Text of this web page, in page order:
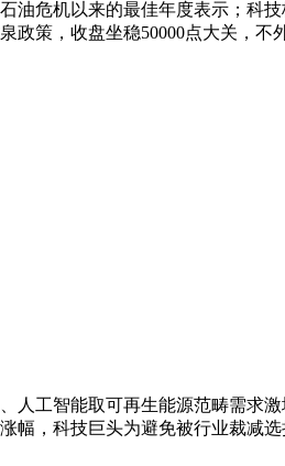
油危机以来的最佳年度表示；科
政策，收盘坐稳50000点大关，不
工智能取可再生能源范畴需求激
幅，科技巨头为避免被行业裁减